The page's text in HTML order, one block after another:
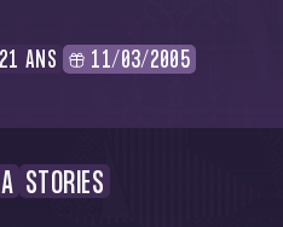
21 ANS 11/03/2005
STORIES